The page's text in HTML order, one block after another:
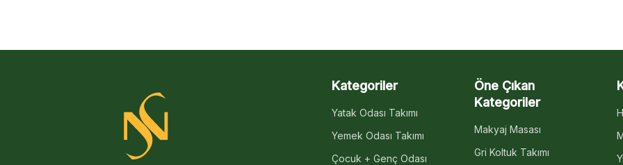
Kategoriler
Yatak Odası Takımı
Yemek Odası Takımı
Çocuk + Genç Odası
Öne Çıkan
Kategoriler
Makyaj Masası
Gri Koltuk Takımı